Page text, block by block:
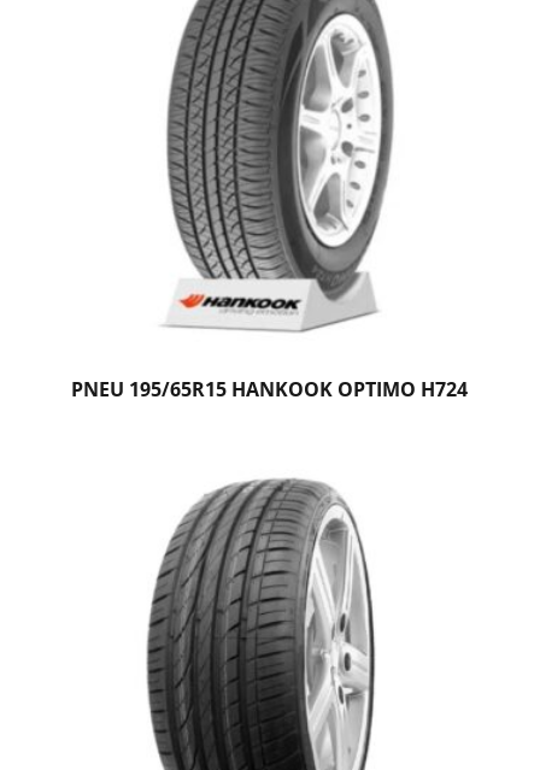
PNEU 195/65R15 HANKOOK OPTIMO H724